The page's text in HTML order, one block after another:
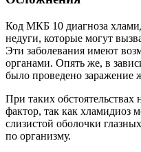
Код МКБ 10 диагноза
недуги, которые могут
Эти заболевания имеют
органами. Опять же, в
было проведено
При таких обстоятельствах
фактор, так как хламидиоз
слизистой оболочки
по организму.